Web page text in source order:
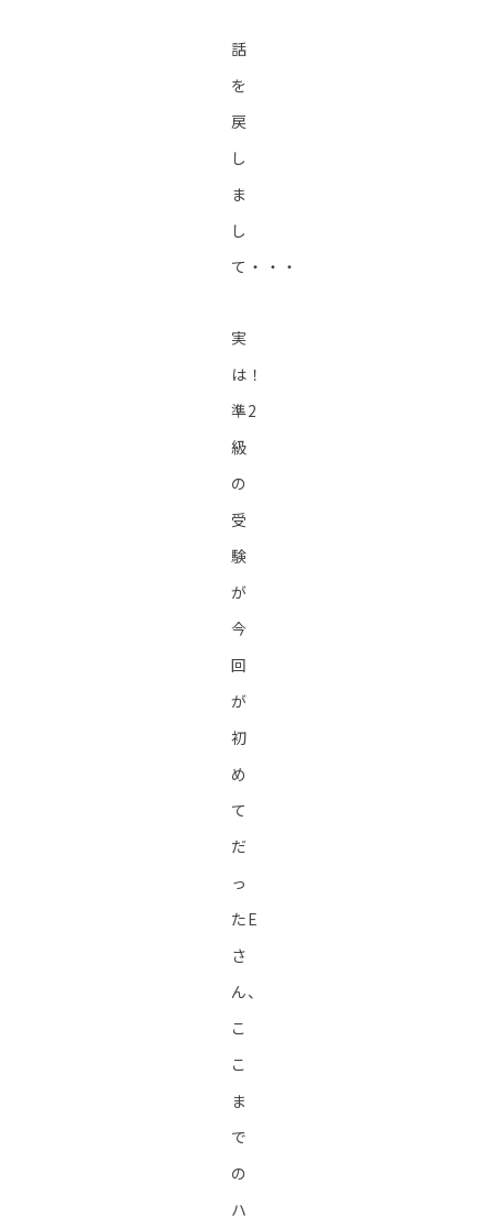
話
を
戻
し
ま
し
て・・・
実
は！
準2
級
の
受
験
が
今
回
が
初
め
て
だ
っ
たE
さ
ん、
こ
こ
ま
で
の
ハ